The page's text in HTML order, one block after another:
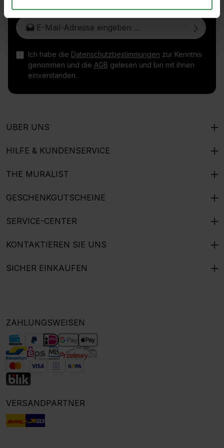
E-Mail-Adresse*
Ich habe die Datenschutzbestimmungen zur Kenntnis
genommen und die AGB gelesen und bin mit ihnen
einverstanden.
ÜBER UNS
HILFE & KUNDENSERVICE
THE MURALIST
GESCHENKGUTSCHEINE
SERVICE-CENTER
KONTAKTIEREN SIE UNS
SICHER EINKAUFEN
ZAHLUNGSWEISEN
VERSANDPARTNER